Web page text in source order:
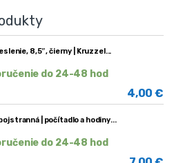
8,5″, čierny | Kruzzel
4,00€
do 24-48 hod
| počítadlo a hodiny
do 24-48 hod